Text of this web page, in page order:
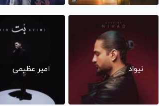
نیواد امیر عظیمی